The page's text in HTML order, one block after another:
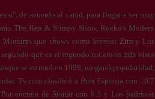
de acuerdo al canal, para llegar a ser muy
The Ren & Stimpy Show, Rocko's Modern
que shows como Invasor Zim y Los
que es el segundo nicktoon más visto
se estrenó en 1999, no ganó popularidad,
Tv.com clasificó a Bob Esponja con 10.7
encima de Avatar con 9.3 y Los padrinos